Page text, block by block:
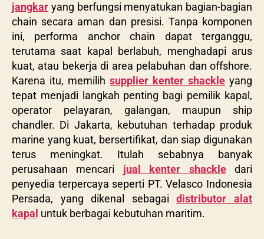
jangkar yang berfungsi menyatukan bagian-bagian
chain secara aman dan presisi. Tanpa komponen
ini, performa anchor chain dapat terganggu,
terutama saat kapal berlabuh, menghadapi arus
kuat, atau bekerja di area pelabuhan dan offshore.
Karena itu, memilih supplier kenter shackle yang
tepat menjadi langkah penting bagi pemilik kapal,
operator pelayaran, galangan, maupun ship
chandler. Di Jakarta, kebutuhan terhadap produk
marine yang kuat, bersertifikat, dan siap digunakan
terus meningkat. Itulah sebabnya banyak
perusahaan mencari jual kenter shackledari
penyedia terpercaya seperti PT. Velasco Indonesia
Persada, yang dikenal sebagaidistributor alat
kapal untuk berbagai kebutuhan maritim.